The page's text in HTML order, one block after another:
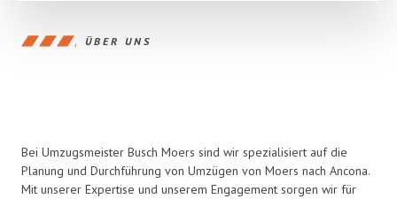
ÜBER UNS
Bei Umzugsmeister Busch Moers sind wir spezialisiert auf die
Planung und Durchführung von Umzügen von Moers nach Ancona.
Mit unserer Expertise und unserem Engagement sorgen wir für